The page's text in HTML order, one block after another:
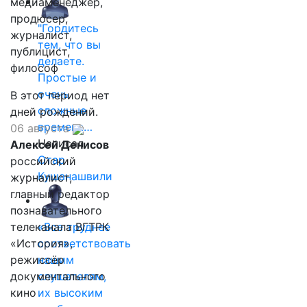
"Гордитесь
тем, что вы
делаете.
Простые и
очень
сложные
времена…
Написал
Отар
Кушанашвили
«Все труднее
соответствовать
нашим
слушателям,
их высоким
продюсер,
журналист,
публицист,
философ
В этот период нет
дней рождений.
06 августа
Алексей Денисов
российский
журналист,
главный редактор
познавательного
телеканала ВГТРК
«История»,
режиссёр
документального
кино